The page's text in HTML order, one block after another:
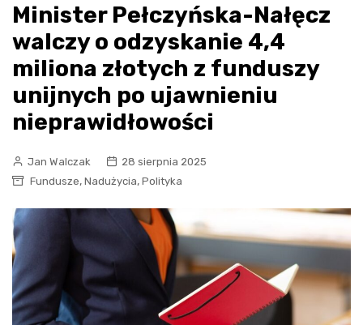
Minister Pełczyńska-Nałęcz
walczy o odzyskanie 4,4
miliona złotych z funduszy
unijnych po ujawnieniu
nieprawidłowości
Jan Walczak
28 sierpnia 2025
Fundusze, Nadużycia, Polityka